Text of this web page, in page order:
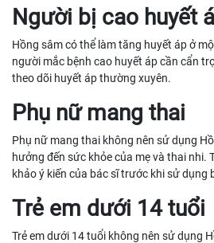
Người bị cao huyết
Hồng sâm có thể làm tăng huyết áp ở
người mắc bệnh cao huyết áp cần cẩn
theo dõi huyết áp thường xuyên.
Phụ nữ mang thai
Phụ nữ mang thai không nên sử dụng
hưởng đến sức khỏe của mẹ và thai nhi.
khảo ý kiến của bác sĩ trước khi sử dụng
Trẻ em dưới 14 tuổi
Trẻ em dưới 14 tuổi không nên sử dụng